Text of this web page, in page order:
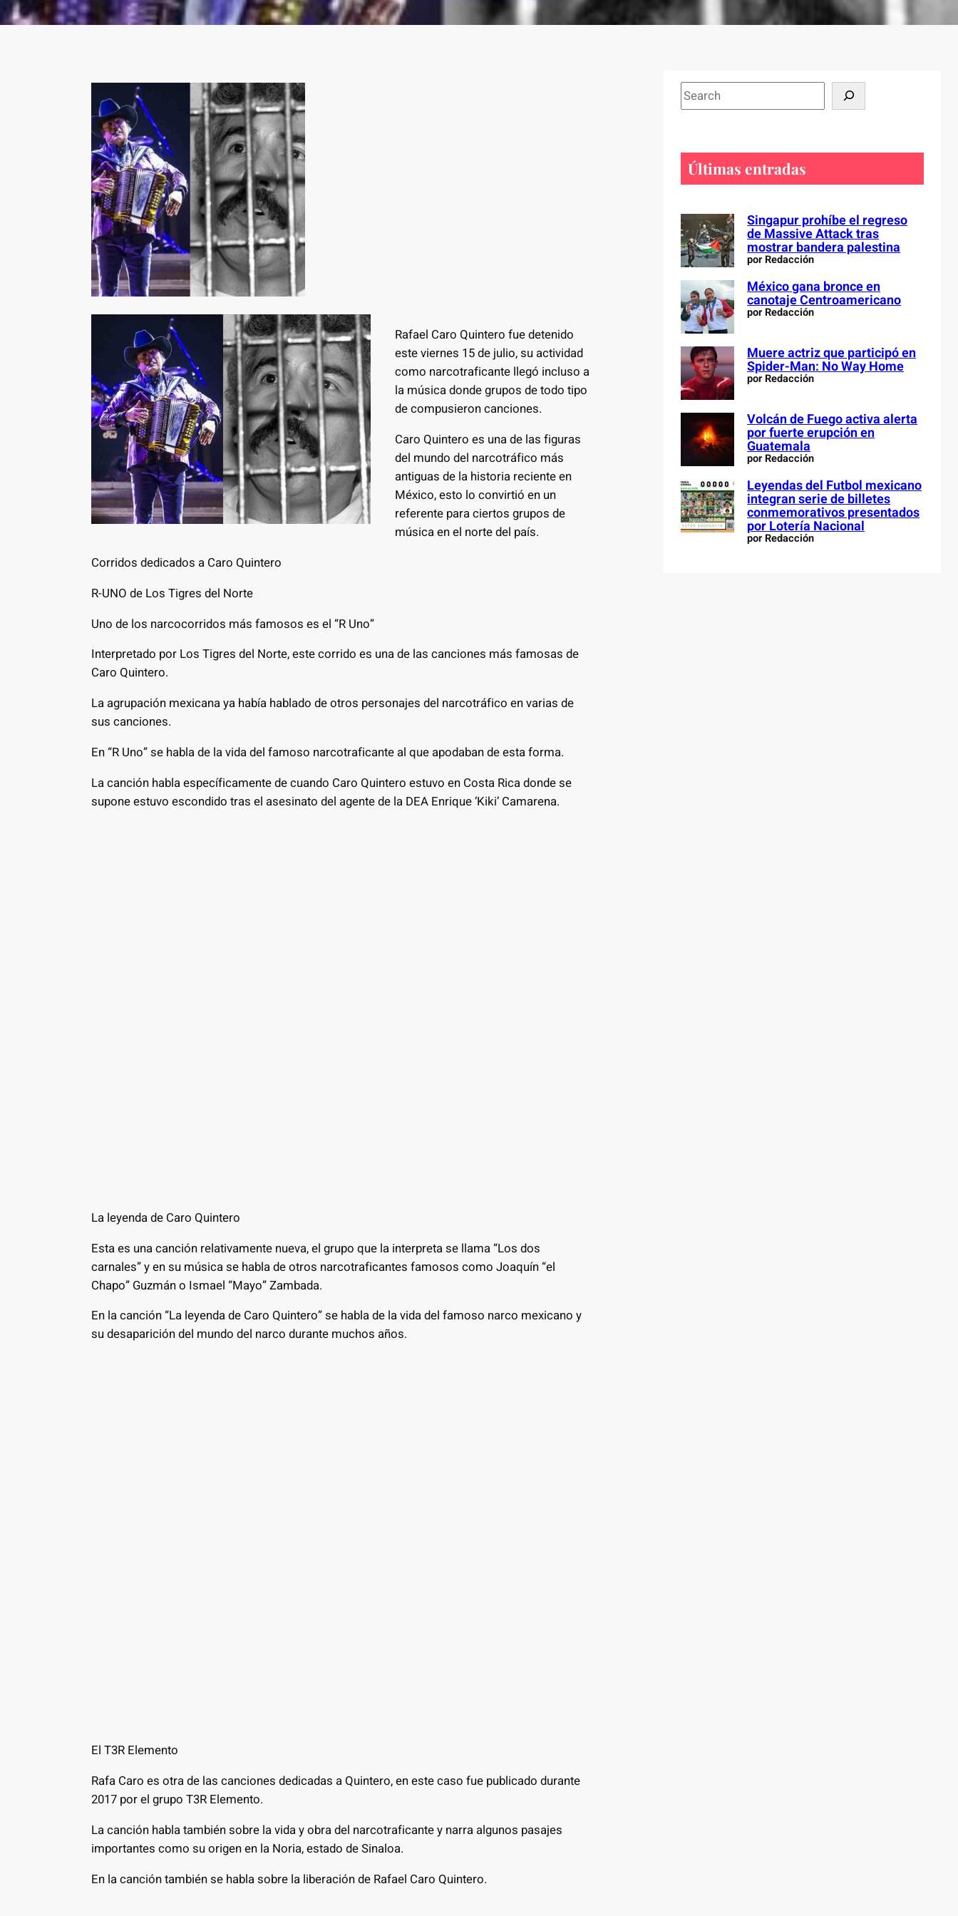
Rafael Caro Quintero fue detenido
este viernes 15 de julio, su actividad
como narcotraficante llegó incluso a
la música donde grupos de todo tipo
de compusieron canciones.
Caro Quintero es una de las figuras
del mundo del narcotráfico más
antiguas de la historia reciente en
México, esto lo convirtió en un
referente para ciertos grupos de
música en el norte del país.
Corridos dedicados a Caro Quintero
R-UNO de Los Tigres del Norte
Uno de los narcocorridos más famosos es el “R Uno”
Interpretado por Los Tigres del Norte, este corrido es una de las canciones más famosas de
Caro Quintero.
La agrupación mexicana ya había hablado de otros personajes del narcotráfico en varias de
sus canciones.
En “R Uno” se habla de la vida del famoso narcotraficante al que apodaban de esta forma.
La canción habla específicamente de cuando Caro Quintero estuvo en Costa Rica donde se
supone estuvo escondido tras el asesinato del agente de la DEA Enrique ‘Kiki’ Camarena.
La leyenda de Caro Quintero
Esta es una canción relativamente nueva, el grupo que la interpreta se llama “Los dos
carnales” y en su música se habla de otros narcotraficantes famosos como Joaquín “el
Chapo” Guzmán o Ismael “Mayo” Zambada.
En la canción “La leyenda de Caro Quintero” se habla de la vida del famoso narco mexicano y
su desaparición del mundo del narco durante muchos años.
El T3R Elemento
Rafa Caro es otra de las canciones dedicadas a Quintero, en este caso fue publicado durante
2017 por el grupo T3R Elemento.
La canción habla también sobre la vida y obra del narcotraficante y narra algunos pasajes
importantes como su origen en la Noria, estado de Sinaloa.
En la canción también se habla sobre la liberación de Rafael Caro Quintero.
S
e
h
Últimas entradas
Singapur prohíbe el regreso
de Massive Attack tras
mostrar bandera palestina
por Redacción
México gana bronce en
canotaje Centroamericano
por Redacción
Muere actriz que participó en
Spider-Man: No Way Home
por Redacción
Volcán de Fuego activa alerta
por fuerte erupción en
Guatemala
por Redacción
Leyendas del Futbol mexicano
integran serie de billetes
conmemorativos presentados
por Lotería Nacional
por Redacción